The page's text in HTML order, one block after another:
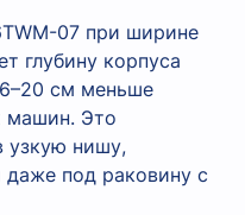
07 при ширине
глубину корпуса
см меньше
машин. Это
узкую нишу,
под раковину с